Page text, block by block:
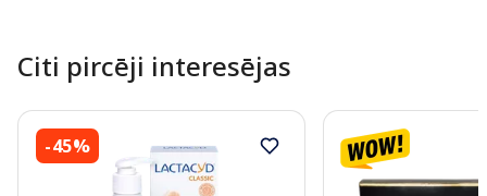
Citi pircēji interesējas
-45%